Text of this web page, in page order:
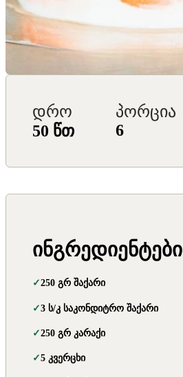
დრო
50 წთ
პორცია
6
ინგრედიენტები
250 გრ შაქარი
3 ს/კ საკონდიტრო შაქარი
250 გრ კარაქი
5 კვერცხი